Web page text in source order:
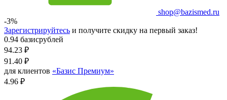
shop@bazismed.ru
-3%
Зарегистрируйтесь и получите скидку на первый заказ!
0.94 базисрублей
94.23 ₽
91.40 ₽
для клиентов «Базис Премиум»
4.96 ₽